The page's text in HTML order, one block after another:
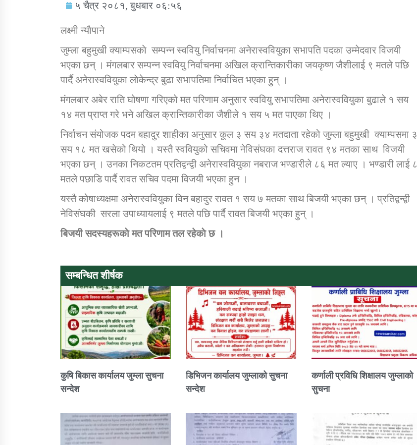
सामाजिक बिकास कार्यालय जुम्लाकाे सुचना कार्यक्रम कार्यान्वयन एकाई जुम्लाको सुचना
तातोपानी गाउँपालिकाको न्यायिक समिति सम्बन्धी
तातोपानी गाउँपालिका जुम्लाको बालविवाह सन्देश तातोपानी गाउँपालिका जुम्लाको सूचना
५ चैत्र २०८१, बुधबार ०६:५६
लक्ष्मी न्याैपाने
जुम्ला बहुमुखी क्याम्पसकाे सम्पन्न स्ववियु निर्वाचनमा अनेरास्ववियुका सभापति पदका उम्मेदवार विजयी
भएका छन् । मंगलबार सम्पन्न स्ववियु निर्वाचनमा अखिल क्रान्तिकारीका जयकृष्ण जैशीलाई ९ मतले पछि
पार्दै अनेरास्ववियुका लाेकेन्द्र बुढा सभापतिमा निर्वाचित भएका हुन् ।
मंगलबार अबेर राति घोषणा गरिएको मत परिणाम अनुसार स्ववियु सभापतिमा अनेरास्ववियुका बुढाले १ सय
१४ मत प्राप्त गरे भने अखिल क्रान्तिकारीका जैशीले १ सय ५ मत पाएका थिए ।
निर्वाचन संयोजक पदम बहादुर शाहीका अनुसार कूल ३ सय ३४ मतदाता रहेको जुम्ला बहुमुखी क्याम्पसमा ३
सय १८ मत खसेको थियो । यस्तै स्ववियुको सचिवमा नेविसंघका दत्तराज रावत ९४ मतका साथ विजयी
भएका छन् । उनका निकटतम प्रतिद्वन्द्वी अनेरास्ववियुका नबराज भण्डारीले ८६ मत ल्याए । भण्डारी लाई ८
मतले पछाडि पार्दै रावत सचिव पदमा विजयी भएका हुन ।
यस्तै कोषाध्यक्षमा अनेरास्ववियुका विन बहादुर रावत १ सय ७ मतका साथ बिजयी भएका छन् । प्रतिद्वन्द्वी
नेविसंघकी सरला उपाध्यायलाई ९ मतले पछि पार्दै रावत बिजयी भएका हुन् ।
बिजयी सदस्यहरूकाे मत परिणाम तल रहेकाेछ ।
सम्बन्धित शीर्षक
कुषि बिकास कार्यालय जुम्ला सुचना
सन्देश
डिभिजन कार्यालय जुम्लाको सुचना
सन्देश
कर्णाली प्रविधि शिक्षालय जुम्लाको
सुचना